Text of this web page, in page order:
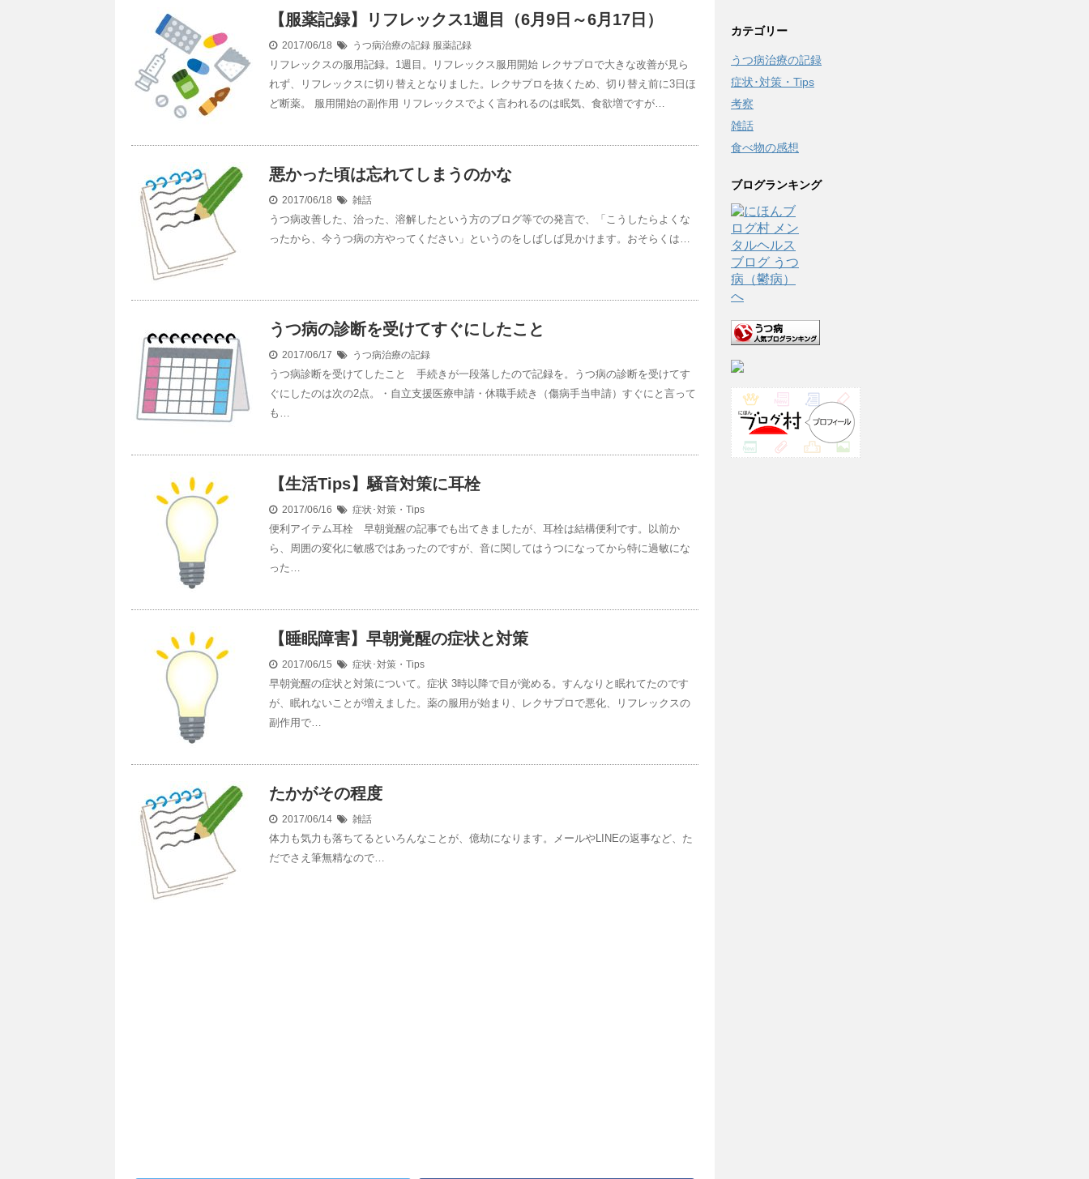
【服薬記録】リフレックス1週目（6月9日～6月17日）
2017/06/18 うつ病治療の記録 服薬記録
リフレックスの服用記録。1週目。リフレックス服用開始 レクサプロで大きな改善が見ら
れず、リフレックスに切り替えとなりました。レクサプロを抜くため、切り替え前に3日ほ
ど断薬。 服用開始の副作用 リフレックスでよく言われるのは眠気、食欲増ですが…
悪かった頃は忘れてしまうのかな
2017/06/18 雑話
うつ病改善した、治った、溶解したという方のブログ等での発言で、「こうしたらよくな
ったから、今うつ病の方やってください」というのをしばしば見かけます。おそらくは…
うつ病の診断を受けてすぐにしたこと
2017/06/17 うつ病治療の記録
うつ病診断を受けてしたこと 手続きが一段落したので記録を。うつ病の診断を受けてす
ぐにしたのは次の2点。・自立支援医療申請・休職手続き（傷病手当申請）すぐにと言って
も…
【生活Tips】騒音対策に耳栓
2017/06/16 症状･対策・Tips
便利アイテム耳栓 早朝覚醒の記事でも出てきましたが、耳栓は結構便利です。以前か
ら、周囲の変化に敏感ではあったのですが、音に関してはうつになってから特に過敏にな
った…
【睡眠障害】早朝覚醒の症状と対策
2017/06/15 症状･対策・Tips
早朝覚醒の症状と対策について。症状 3時以降で目が覚める。すんなりと眠れてたのです
が、眠れないことが増えました。薬の服用が始まり、レクサプロで悪化、リフレックスの
副作用で…
たかがその程度
2017/06/14 雑話
体力も気力も落ちてるといろんなことが、億劫になります。メールやLINEの返事など、た
だでさえ筆無精なので…
カテゴリー
うつ病治療の記録
症状･対策・Tips
考察
雑話
食べ物の感想
ブログランキング